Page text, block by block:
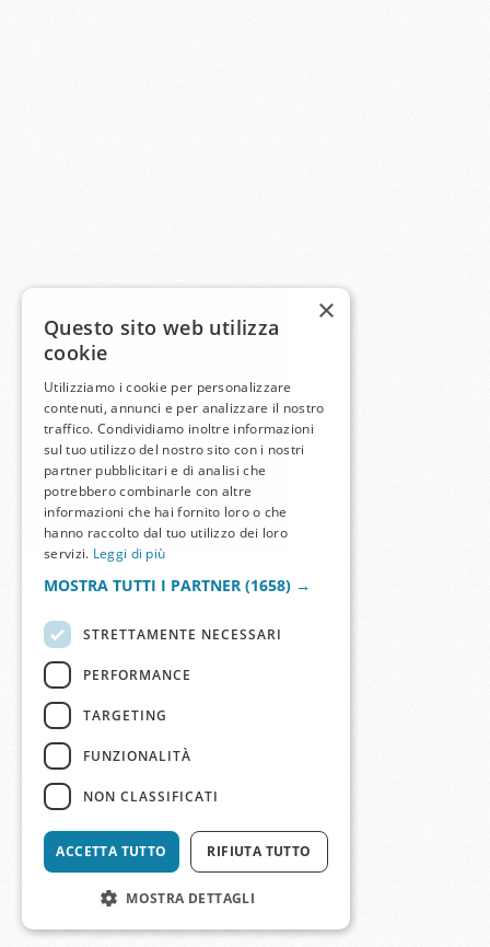
×
Questo sito web utilizza
cookie
Utilizziamo i cookie per personalizzare
contenuti, annunci e per analizzare il nostro
traffico. Condividiamo inoltre informazioni
sul tuo utilizzo del nostro sito con i nostri
partner pubblicitari e di analisi che
potrebbero combinarle con altre
informazioni che hai fornito loro o che
hanno raccolto dal tuo utilizzo dei loro
servizi. Leggi di più
MOSTRA TUTTI I PARTNER (1658) →
STRETTAMENTE NECESSARI
PERFORMANCE
TARGETING
FUNZIONALITÀ
NON CLASSIFICATI
ACCETTA TUTTO RIFIUTA TUTTO
MOSTRA DETTAGLI